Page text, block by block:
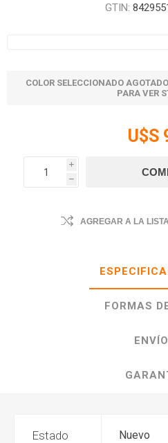
GTIN:
COLOR SELECCIONADO
PARA VER
U$S
i
h
AGREGAR A LA
FORMAS
Estado Nuevo